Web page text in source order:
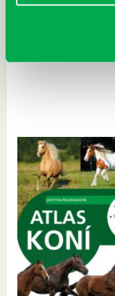
Rudź, Przemyslaw: Atlas